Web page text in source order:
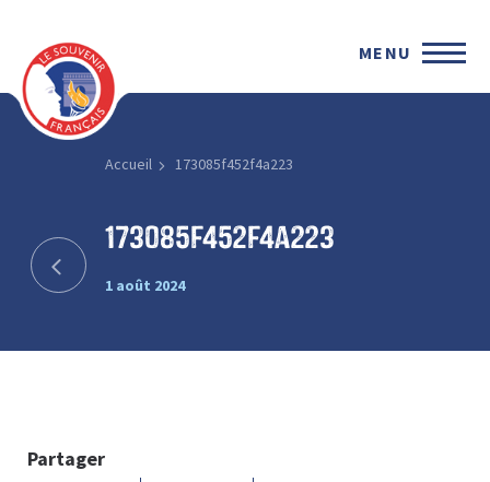
MENU
Accueil 173085f452f4a223
173085f452f4a223
1 août 2024
Partager